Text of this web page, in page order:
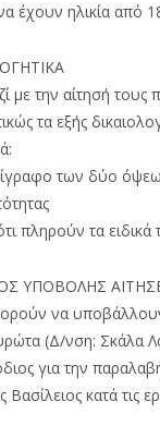
έχουν ηλικία από
με την αίτησή τους
τα εξής
των δύο
πληρούν τα ειδικά
ΥΠΟΒΟΛΗΣ
να
(Δ/νση: Σκάλα
για την
κατά τις